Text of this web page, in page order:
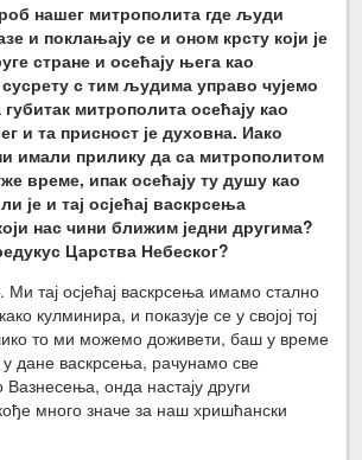
нашег митрополита где људи
и поклањају се и оном крсту који је
стране и осећају њега као
сусрету с тим људима управо чујемо
митрополита осећају као
и та присност је духовна. Иако
имали прилику да са митрополитом
време, ипак осећају ту душу као
је и тај осјећај васкрсења
нас чини ближим једни другима?
Царства Небеског?
Ми тај осјећај васкрсења имамо стално
кулминира, и показује се у својој тој
то ми можемо доживети, баш у време
дане васкрсења, рачунамо све
онда настају други
много значе за наш хришћански